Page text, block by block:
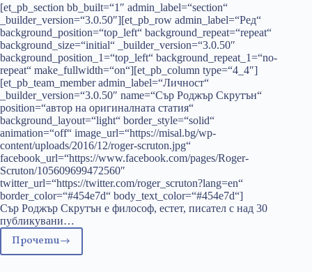
[et_pb_section bb_built=“1″ admin_label=“section“
_builder_version=“3.0.50″][et_pb_row admin_label=“Ред“
background_position=“top_left“ background_repeat=“repeat“
background_size=“initial“ _builder_version=“3.0.50″
background_position_1=“top_left“ background_repeat_1=“no-
repeat“ make_fullwidth=“on“][et_pb_column type=“4_4″]
[et_pb_team_member admin_label=“Личност“
_builder_version=“3.0.50″ name=“Сър Роджър Скрутън“
position=“автор на оригиналната статия“
background_layout=“light“ border_style=“solid“
animation=“off“ image_url=“https://misal.bg/wp-
content/uploads/2016/12/roger-scruton.jpg“
facebook_url=“https://www.facebook.com/pages/Roger-
Scruton/105609699472560″
twitter_url=“https://twitter.com/roger_scruton?lang=en“
border_color=“#454e7d“ body_text_color=“#454e7d“]
Сър Роджър Скрутън е философ, естет, писател с над 30
публикувани…
ПрочетиСлучаят